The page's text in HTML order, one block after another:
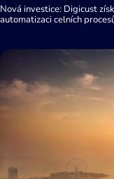
Nová investice: Digicust
automatizaci celních